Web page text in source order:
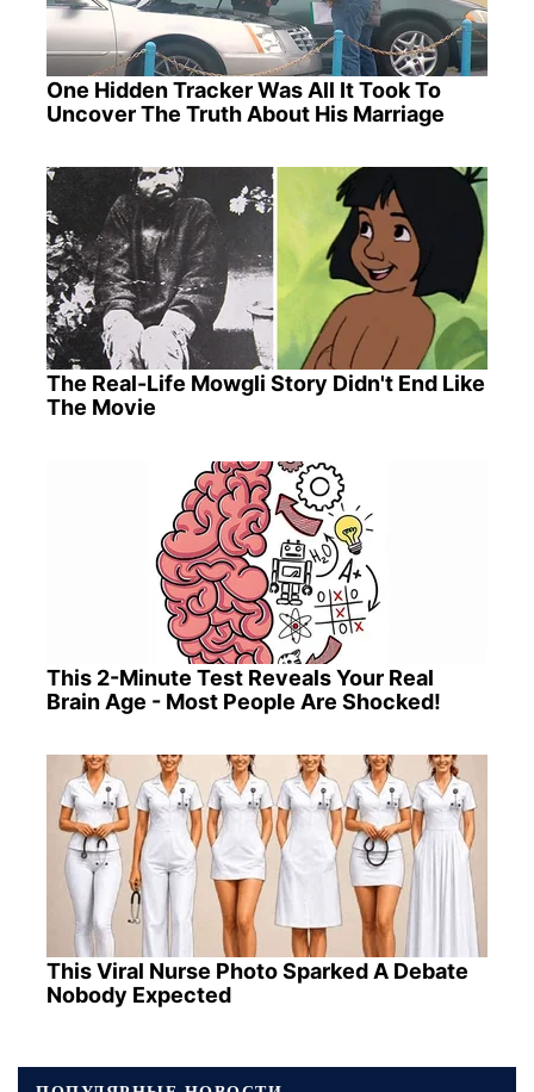
One Hidden Tracker Was All It Took To
Uncover The Truth About His Marriage
The Real-Life Mowgli Story Didn't End Like
The Movie
This 2-Minute Test Reveals Your Real
Brain Age - Most People Are Shocked!
This Viral Nurse Photo Sparked A Debate
Nobody Expected